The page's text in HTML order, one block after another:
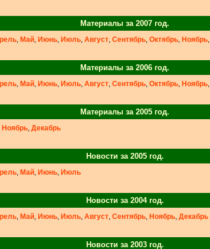
Материалы за 2007 год.
, Май, Июнь, Июль, Август, Сентябрь, Октябрь, Ноябрь,
Материалы за 2006 год.
, Май, Июнь, Июль, Август, Сентябрь, Октябрь, Ноябрь,
Материалы за 2005 год.
Ноябрь, Декабрь
Новости за 2005 год.
, Май, Июнь, Июль
Новости за 2004 год.
, Май, Июнь, Июль, Август, Сентябрь, Ноябрь, Декабрь
Новости за 2003 год.